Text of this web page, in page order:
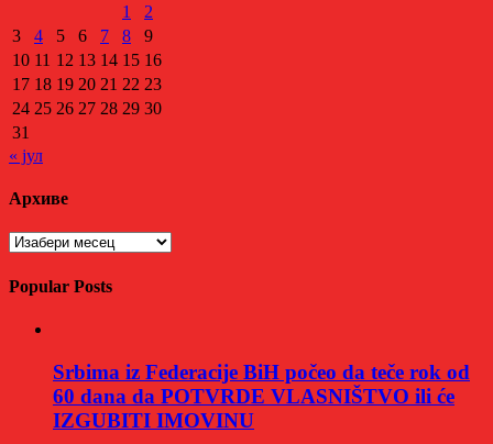
1
2
3
4 5 6 7 8
9
10 11 12 13 14 15 16
17 18 19 20 21 22 23
24 25 26 27 28 29 30
31
« јул
Архиве
Архиве
Popular Posts
Srbima iz Federacije BiH počeo da teče rok od
60 dana da POTVRDE VLASNIŠTVO ili će
IZGUBITI IMOVINU